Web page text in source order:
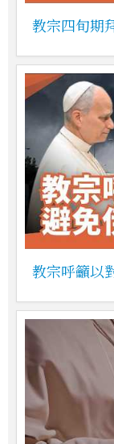
教宗四旬期
教宗呼籲以